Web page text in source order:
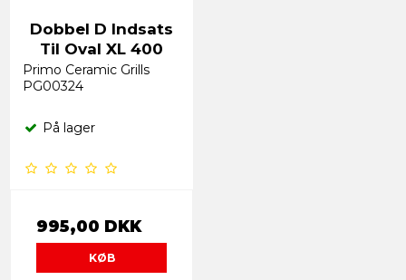
Dobbel D Indsats
Til Oval XL 400
Primo Ceramic Grills
PG00324
På lager
995,00 DKK
KØB